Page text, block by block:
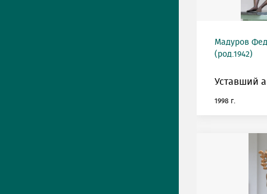
Мадуров
(род.1942)
Уставший
1998 г.